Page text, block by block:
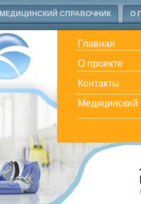
МЕДИЦИНСКИЙ СПРАВОЧНИК О
Главная
О проекте
Контакты
Медицинский